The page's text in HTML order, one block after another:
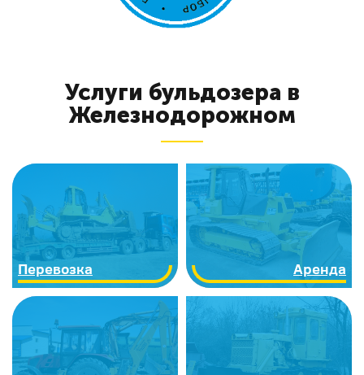
Услуги бульдозера в
Железнодорожном
Перевозка Аренда